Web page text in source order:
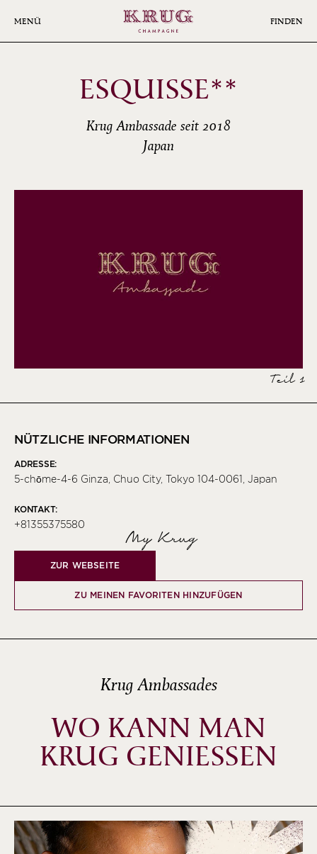
MENÜ FINDEN
ESQUISSE**
Krug Ambassade seit 2018
Japan
Teil 1
NÜTZLICHE INFORMATIONEN
ADRESSE:
5-chōme-4-6 Ginza, Chuo City, Tokyo 104-0061, Japan
KONTAKT:
+81355375580
My Krug
ZUR WEBSEITE
ZU MEINEN FAVORITEN HINZUFÜGEN
Krug Ambassades
WO KANN MAN
KRUG GENIESSEN